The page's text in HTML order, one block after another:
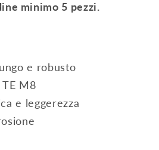
minimo 5 pezzi.
e robusto
M8
e leggerezza